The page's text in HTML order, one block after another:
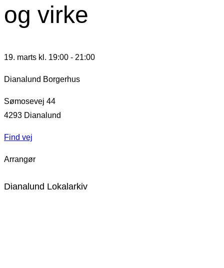
og virke
19. marts kl. 19:00 - 21:00
Dianalund Borgerhus
Sømosevej 44
4293 Dianalund
Find vej
Arrangør
Dianalund Lokalarkiv